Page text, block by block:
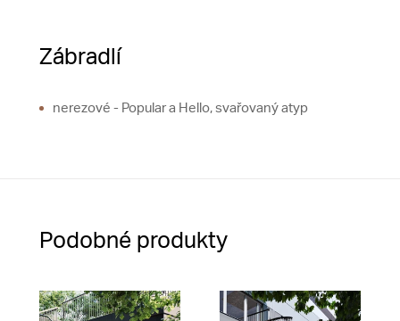
Zábradlí
nerezové - Popular a Hello, svařovaný atyp
Podobné produkty